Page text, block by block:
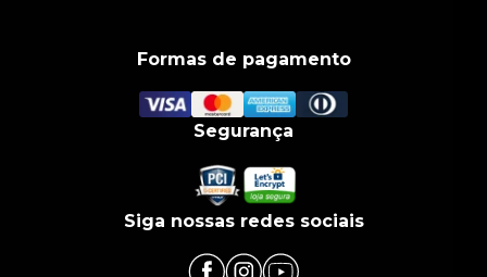
Formas de pagamento
Segurança
Siga nossas redes sociais